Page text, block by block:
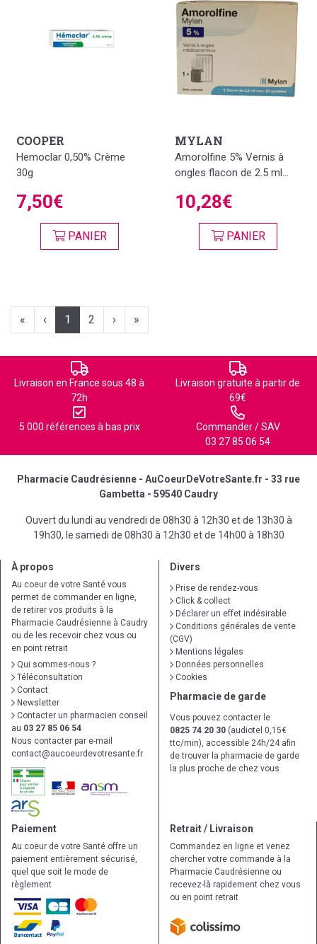
COOPER
Hemoclar 0,50% Crème
30g
7,50€
PANIER
MYLAN
Amorolfine 5% Vernis à
ongles flacon de 2.5 ml...
10,28€
PANIER
« ‹ 1 2 › »
Livraison en France sous 48 à
72h
Livraison gratuite à partir de
69€
5 000 références à bas prix
Commander / SAV
03 27 85 06 54
Pharmacie Caudrésienne - AuCoeurDeVotreSante.fr - 33 rue
Gambetta - 59540 Caudry
Ouvert du lundi au vendredi de 08h30 à 12h30 et de 13h30 à
19h30, le samedi de 08h30 à 12h30 et de 14h00 à 18h30
À propos
Au coeur de votre Santé vous
permet de commander en ligne,
de retirer vos produits à la
Pharmacie Caudrésienne à Caudry
ou de les recevoir chez vous ou
en point retrait
Qui sommes-nous ?
Téléconsultation
Contact
Newsletter
Contacter un pharmacien conseil
au 03 27 85 06 54
Nous contacter par e-mail
contact@aucoeurdevotresante.fr
Divers
Prise de rendez-vous
Click & collect
Déclarer un effet indésirable
Conditions générales de vente
(CGV)
Mentions légales
Données personnelles
Cookies
Pharmacie de garde
Vous pouvez contacter le
0825 74 20 30 (audiotel 0,15€
ttc/min), accessible 24h/24 afin
de trouver la pharmacie de garde
la plus proche de chez vous
Paiement
Au coeur de votre Santé offre un
paiement entièrement sécurisé,
quel que soit le mode de
règlement
Retrait / Livraison
Commandez en ligne et venez
chercher votre commande à la
Pharmacie Caudrésienne ou
recevez-là rapidement chez vous
ou en point retrait